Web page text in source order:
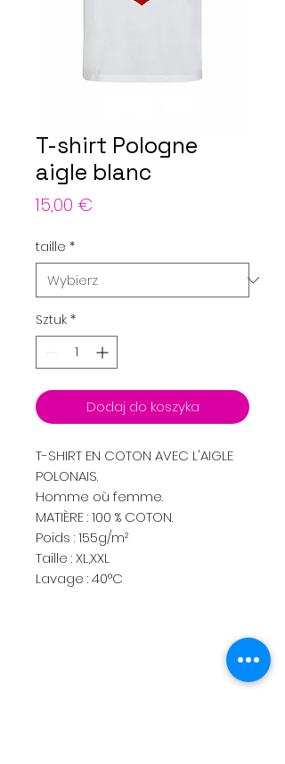
T-shirt Pologne
aigle blanc
15,00 €
taille *
Sztuk *
Dodaj do koszyka
T-SHIRT EN COTON AVEC L'AIGLE
POLONAIS.
Homme où femme.
MATIÈRE : 100 % COTON.
Poids : 155g/m²
Taille : XL,XXL
Lavage : 40°C